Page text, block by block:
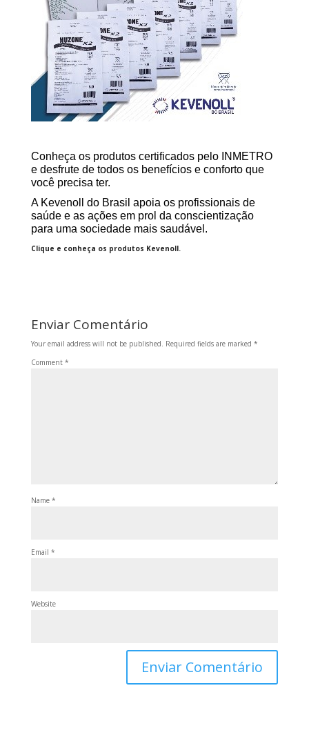
Conheça os produtos certificados pelo INMETRO
e desfrute de todos os benefícios e conforto que
você precisa ter.
A Kevenoll do Brasil apoia os profissionais de
saúde e as ações em prol da conscientização
para uma sociedade mais saudável.
Clique e conheça os produtos Kevenoll.
Enviar Comentário
Your email address will not be published. Required fields are marked *
Comment *
Name *
Email *
Website